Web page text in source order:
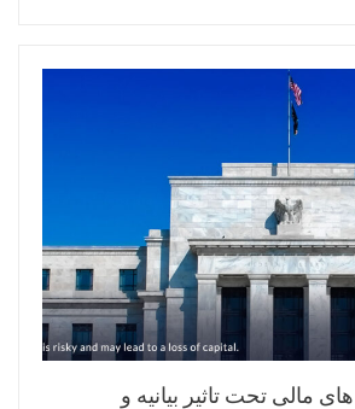
مالی تحت تاثیر بیانیه و